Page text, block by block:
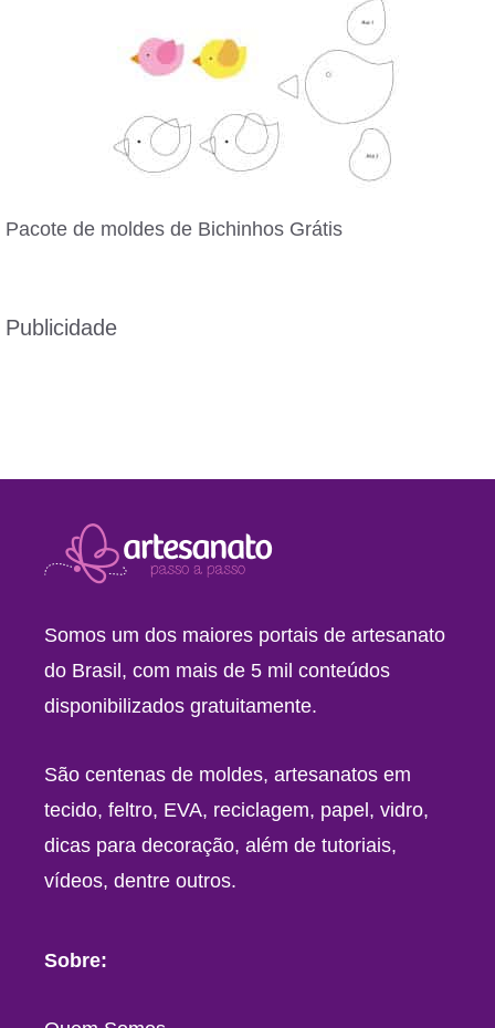
Pacote de moldes de Bichinhos Grátis
Publicidade
Somos um dos maiores portais de artesanato
do Brasil, com mais de 5 mil conteúdos
disponibilizados gratuitamente.
São centenas de moldes, artesanatos em
tecido, feltro, EVA, reciclagem, papel, vidro,
dicas para decoração, além de tutoriais,
vídeos, dentre outros.
Sobre: